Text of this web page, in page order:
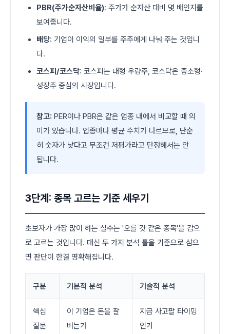
PBR(주가순자산비율): 주가가 순자산 대비 몇 배인지를
보여줍니다.
배당: 기업이 이익의 일부를 주주에게 나눠 주는 것입니
다.
코스피/코스닥: 코스피는 대형 우량주, 코스닥은 중소형·
성장주 중심의 시장입니다.
참고: PER이나 PBR은 같은 업종 내에서 비교할 때 의
미가 있습니다. 업종마다 평균 수치가 다르므로, 단순
히 숫자가 낮다고 무조건 저평가라고 단정해서는 안
됩니다.
3단계: 종목 고르는 기준 세우기
초보자가 가장 많이 하는 실수는 '오를 것 같은 종목'을 감으
로 고르는 것입니다. 대신 두 가지 분석 틀을 기준으로 삼으
면 판단이 한결 명확해집니다.
구분 기본적 분석 기술적 분석
핵심
질문
이 기업은 돈을 잘
버는가
지금 사고팔 타이밍
인가